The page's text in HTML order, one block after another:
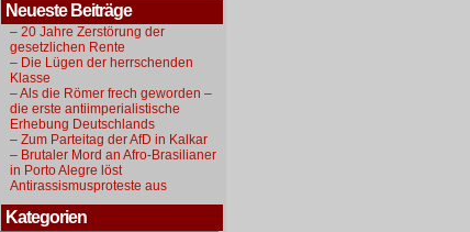
Neueste Beiträge
– 20 Jahre Zerstörung der
gesetzlichen Rente
– Die Lügen der herrschenden
Klasse
– Als die Römer frech geworden –
die erste antiimperialistische
Erhebung Deutschlands
– Zum Parteitag der AfD in Kalkar
– Brutaler Mord an Afro-Brasilianer
in Porto Alegre löst
Antirassismusproteste aus
Kategorien